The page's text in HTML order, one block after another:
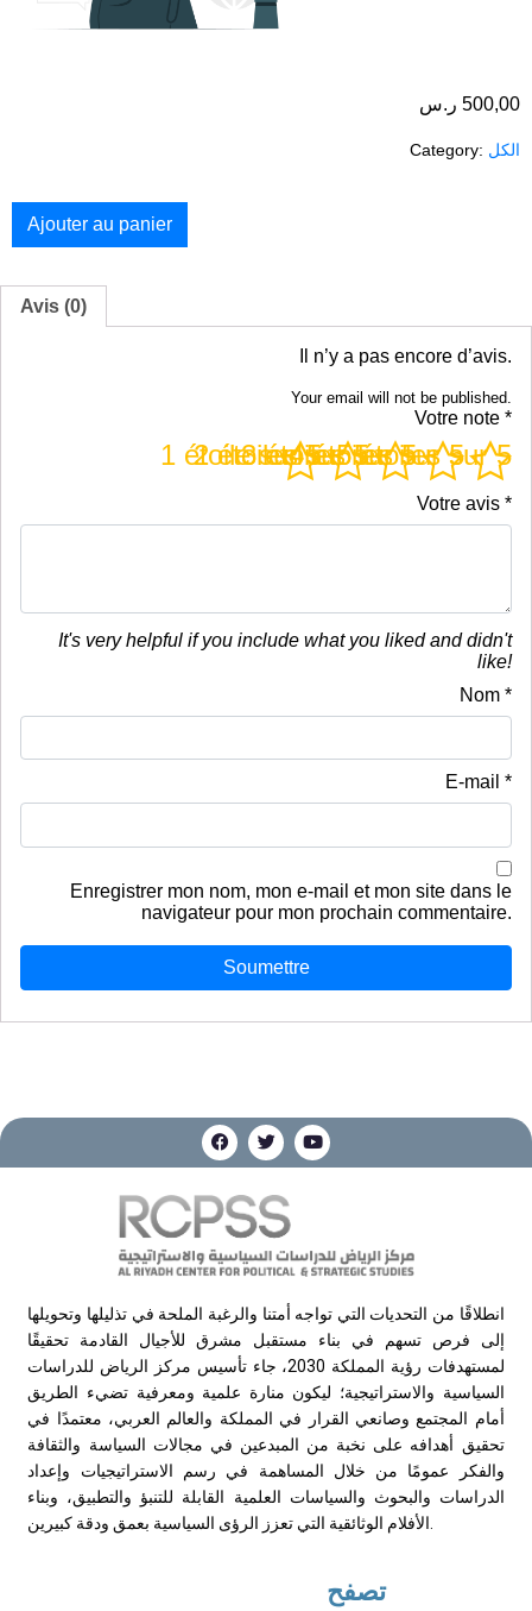
500,00 ر.س
Category: الكل
Ajouter au panier
Avis (0)
Il n’y a pas encore d’avis.
Your email will not be published.
Votre note *
1 étoile sur 5
2 étoiles sur 5
3 étoiles sur 5
4 étoiles sur 5
5 étoiles sur 5
Votre avis *
It's very helpful if you include what you liked and didn't
like!
Nom *
E-mail *
Enregistrer mon nom, mon e-mail et mon site dans le
navigateur pour mon prochain commentaire.
انطلاقًا من التحديات التي تواجه أمتنا والرغبة الملحة في تذليلها وتحويلها
إلى فرص تسهم في بناء مستقبل مشرق للأجيال القادمة تحقيقًا
لمستهدفات رؤية المملكة 2030، جاء تأسيس مركز الرياض للدراسات
السياسية والاستراتيجية؛ ليكون منارة علمية ومعرفية تضيء الطريق
أمام المجتمع وصانعي القرار في المملكة والعالم العربي، معتمدًا في
تحقيق أهدافه على نخبة من المبدعين في مجالات السياسة والثقافة
والفكر عمومًا من خلال المساهمة في رسم الاستراتيجيات وإعداد
الدراسات والبحوث والسياسات العلمية القابلة للتنبؤ والتطبيق، وبناء
تصفح